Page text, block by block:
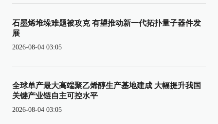
石墨烯堆垛难题被攻克 有望推动新一代拓扑量子器件发
展
2026-08-04 03:05
全球单产最大高端聚乙烯醇生产基地建成 大幅提升我国
关键产业链自主可控水平
2026-08-04 03:05